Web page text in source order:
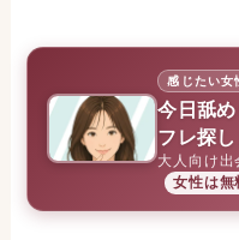
感じたい女
今日舐
フレ探
大人向け出
女性は無